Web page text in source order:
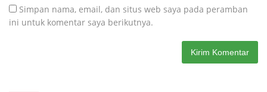
Simpan nama, email, dan situs web saya pada peramban
ini untuk komentar saya berikutnya.